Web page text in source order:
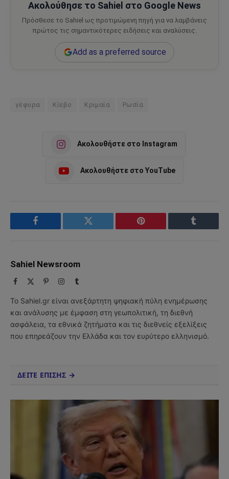
Ακολούθησε το Sahiel στο Google News
Πρόσθεσε το Sahiel ως προτιμώμενη πηγή για να λαμβάνεις
πρώτος τις σημαντικότερες ειδήσεις και αναλύσεις.
Add as a preferred source
γέφυρα Κίεβο Κριμαία Ρωσία
Ακολουθήστε στο Instagram
Ακολουθήστε στο YouTube
Facebook Twitter Pinterest Tumblr
Sahiel Newsroom
Facebook PinterestInstagram
Tumblr
Το Sahiel.gr είναι ανεξάρτητη ψηφιακή πύλη ενημέρωσης
και ανάλυσης με έμφαση στη γεωπολιτική, τη διεθνή
ασφάλεια, τα εθνικά ζητήματα και τις διεθνείς εξελίξεις
που επηρεάζουν την Ελλάδα και τον ευρύτερο ελληνισμό.
ΔΕΙΤΕ ΕΠΙΣΗΣ →